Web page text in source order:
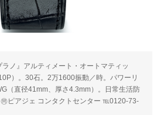
ノ』アルティメート・オートマティッ
）。30石。2万1600振動／時。パワーリ
（直径41mm、厚さ4.3mm）。日常生活防
ピアジェ コンタクトセンター ℡0120-73-